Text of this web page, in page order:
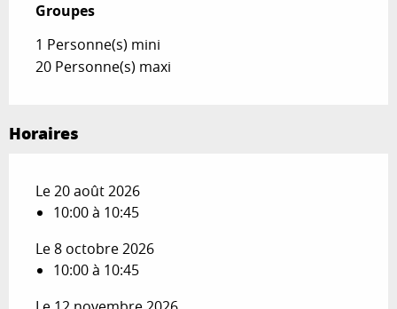
Groupes
Groupes
1 Personne(s) mini
20 Personne(s) maxi
Horaires
Le 20 août 2026
10:00 à 10:45
Le 8 octobre 2026
10:00 à 10:45